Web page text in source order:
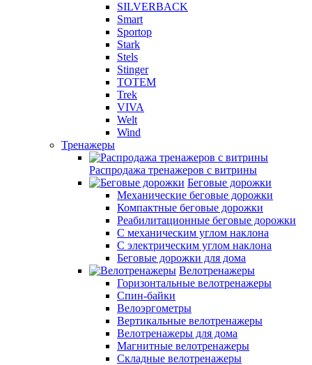
SILVERBACK
Smart
Sportop
Stark
Stels
Stinger
TOTEM
Trek
VIVA
Welt
Wind
Тренажеры
Распродажа тренажеров с витрины
Беговые дорожки
Механические беговые дорожки
Компактные беговые дорожки
Реабилитационные беговые дорожки
С механическим углом наклона
С электрическим углом наклона
Беговые дорожки для дома
Велотренажеры
Горизонтальные велотренажеры
Спин-байки
Велоэргометры
Вертикальные велотренажеры
Велотренажеры для дома
Магнитные велотренажеры
Складные велотренажеры